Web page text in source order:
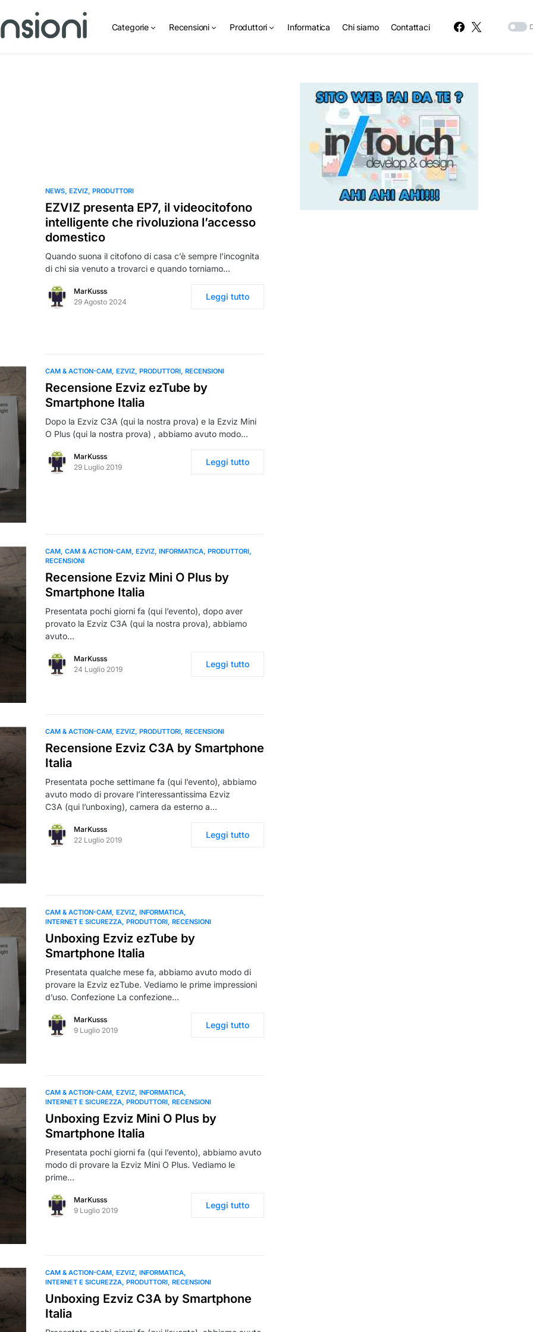
Categorie Recensioni Produttori Informatica Chi siamo Contattaci
NEWS EZVIZ PRODUTTORI
EZVIZ presenta EP7, il videocitofono
intelligente che rivoluziona l’accesso
domestico
Quando suona il citofono di casa c’è sempre l’incognita
di chi sia venuto a trovarci e quando torniamo…
MarKusss
29 Agosto 2024
Leggi tutto
CAM & ACTION-CAM EZVIZ PRODUTTORI RECENSIONI
Recensione Ezviz ezTube by
Smartphone Italia
Dopo la Ezviz C3A (qui la nostra prova) e la Ezviz Mini
O Plus (qui la nostra prova) , abbiamo avuto modo…
MarKusss
29 Luglio 2019
Leggi tutto
CAM CAM & ACTION-CAM EZVIZ INFORMATICA PRODUTTORI
RECENSIONI
Recensione Ezviz Mini O Plus by
Smartphone Italia
Presentata pochi giorni fa (qui l’evento), dopo aver
provato la Ezviz C3A (qui la nostra prova), abbiamo
avuto…
MarKusss
24 Luglio 2019
Leggi tutto
CAM & ACTION-CAM EZVIZ PRODUTTORI RECENSIONI
Recensione Ezviz C3A by Smartphone
Italia
Presentata poche settimane fa (qui l’evento), abbiamo
avuto modo di provare l’interessantissima Ezviz
C3A (qui l’unboxing), camera da esterno a…
MarKusss
22 Luglio 2019
Leggi tutto
CAM & ACTION-CAM EZVIZ INFORMATICA
INTERNET E SICUREZZA PRODUTTORI RECENSIONI
Unboxing Ezviz ezTube by
Smartphone Italia
Presentata qualche mese fa, abbiamo avuto modo di
provare la Ezviz ezTube. Vediamo le prime impressioni
d’uso. Confezione La confezione…
MarKusss
9 Luglio 2019
Leggi tutto
CAM & ACTION-CAM EZVIZ INFORMATICA
INTERNET E SICUREZZA PRODUTTORI RECENSIONI
Unboxing Ezviz Mini O Plus by
Smartphone Italia
Presentata pochi giorni fa (qui l’evento), abbiamo avuto
modo di provare la Ezviz Mini O Plus. Vediamo le
prime…
MarKusss
9 Luglio 2019
Leggi tutto
CAM & ACTION-CAM EZVIZ INFORMATICA
INTERNET E SICUREZZA PRODUTTORI RECENSIONI
Unboxing Ezviz C3A by Smartphone
Italia